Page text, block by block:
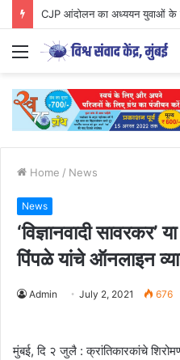
CJP आंदोलन का अध्ययन युवाओं के
Menu
Home / News
News
‘विज्ञानवादी सावरकर’
पिंपळे यांचे ऑनलाइन
Admin July 2, 2021 676
मुंबई, दि २ जुलै : क्रांतिकारकांचे